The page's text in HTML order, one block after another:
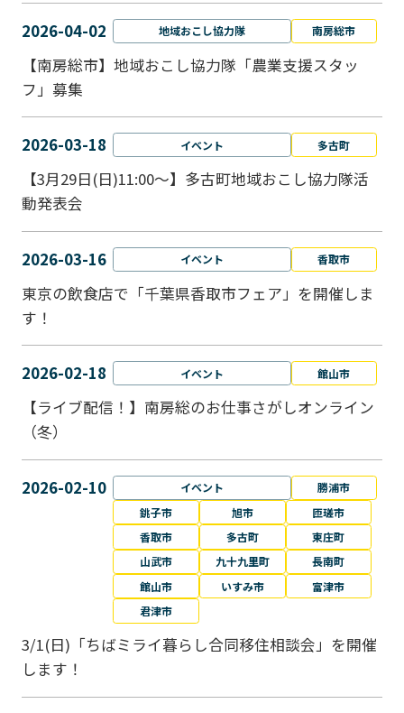
2026-04-02 地域おこし協力隊 南房総市
【南房総市】地域おこし協力隊「農業支援スタッ
フ」募集
2026-03-18 イベント 多古町
【3月29日(日)11:00～】多古町地域おこし協力隊活
動発表会
2026-03-16 イベント 香取市
東京の飲食店で「千葉県香取市フェア」を開催しま
す！
2026-02-18 イベント 館山市
【ライブ配信！】南房総のお仕事さがしオンライン
（冬）
2026-02-10 イベント
勝浦市
銚子市
旭市
匝瑳市
香取市
多古町
東庄町
山武市
九十九里町
長南町
館山市
いすみ市
富津市
君津市
3/1(日)「ちばミライ暮らし合同移住相談会」を開催
します！